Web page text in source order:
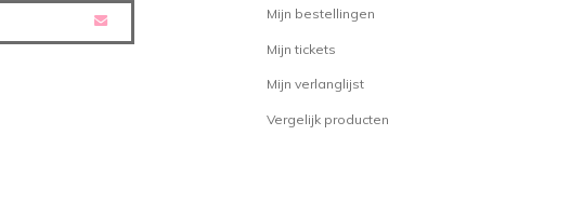
dat wij verkopen is de De Daily shampoo.
voor een minder vette hoofdhuid en reinigt
Mijn bestellingen
Mijn tickets
Mijn verlanglijst
Vergelijk producten